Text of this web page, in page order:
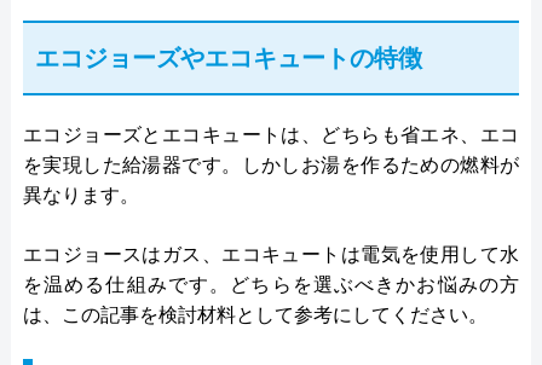
エコジョーズやエコキュートの特徴
エコジョーズとエコキュートは、どちらも省エネ、エコ
を実現した給湯器です。しかしお湯を作るための燃料が
異なります。
エコジョースはガス、エコキュートは電気を使用して水
を温める仕組みです。どちらを選ぶべきかお悩みの方
は、この記事を検討材料として参考にしてください。